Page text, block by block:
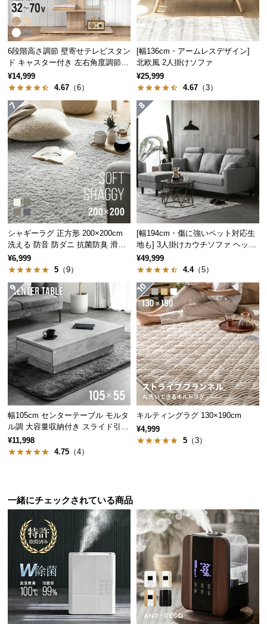
開
梱
設
置
サ
ー
ビ
ス
に
つ
い
て
搬
入
経
路
に
つ
い
て
返
品・
キ
ャ
ン
セ
ル
に
つ
い
て
証
に
つ
い
て
会
員
規
約
6段階高さ調節 壁寄せテレビスタン
ド キャスター付き 左右角度調節機
能
¥14,999
4.67 （6）
[幅136cm・アームレスデザイン]
北欧風 2人掛けソファ
¥25,999
4.67 （3）
シャギーラグ 正方形 200×200cm
洗える 防音 防ダニ 抗菌防臭 滑り
止め付き
¥6,999
5 （9）
[幅194cm・傷に強いペット対応生
地も] 3人掛けカウチソファ ヘッド
レスト付 レイアウト自由 広々設計
¥49,999
4.4（5）
幅105cm センターテーブル モルタ
ル調 大容量収納付き スライド引き
出し2杯
¥11,998
4.75 （4）
キルティングラグ 130×190cm
¥4,999
5 （3）
一緒にチェックされている商品